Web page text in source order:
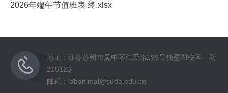
2026年端午节值班表 终.xlsx
地址：江苏苏州市吴中区仁爱路199号独墅湖校区一期
215123
邮箱：labanimal@suda.edu.cn